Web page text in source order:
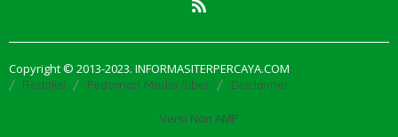
Copyright © 2013-2023. INFORMASITERPERCAYA.COM
Redaksi Pedoman Media Siber Disclaimer
Versi Non AMP